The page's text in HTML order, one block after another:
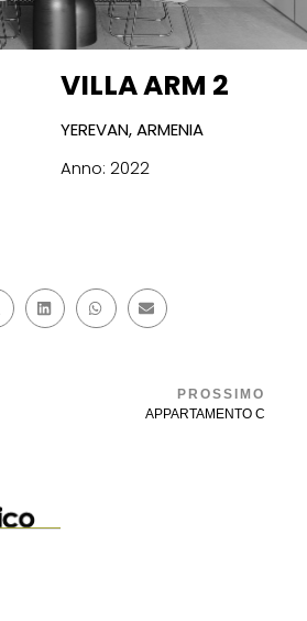
VILLA ARM 2
YEREVAN, ARMENIA
Anno: 2022
PROSSIMO
APPARTAMENTO C